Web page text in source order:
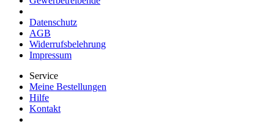
Datenschutz
AGB
Widerrufsbelehrung
Impressum
Service
Meine Bestellungen
Hilfe
Kontakt